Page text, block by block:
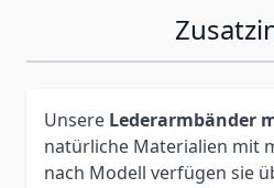
Unsere Lederarmbänder
natürliche Materialien mit
nach Modell verfügen sie